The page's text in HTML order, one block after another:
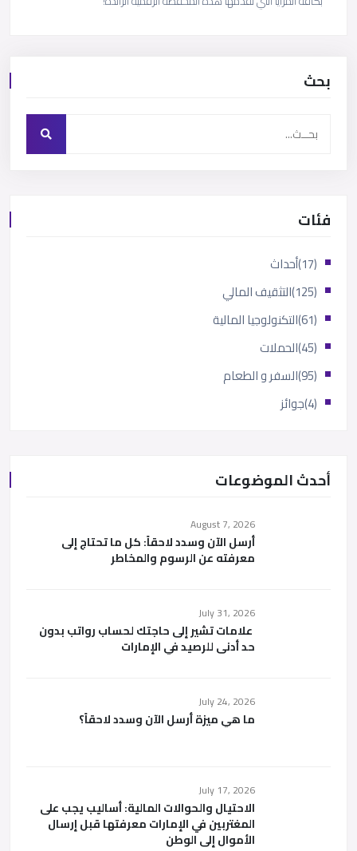
بحث
فئات
أحداث
(17)
التثقيف المالي
(125)
التكنولوجيا المالية
(61)
الحملات
(45)
السفر و الطعام
(95)
جوائز (4)
أحدث الموضوعات
August 7, 2026
أرسل الآن وسدد لاحقاً: كل ما تحتاج إلى
معرفته عن الرسوم والمخاطر
July 31, 2026
علامات تشير إلى حاجتك لحساب رواتب بدون
حد أدنى للرصيد في الإمارات
July 24, 2026
ما هي ميزة أرسل الآن وسدد لاحقاً؟
July 17, 2026
الاحتيال والحوالات المالية: أساليب يجب على
المغتربين في الإمارات معرفتها قبل إرسال
الأموال إلى الوطن